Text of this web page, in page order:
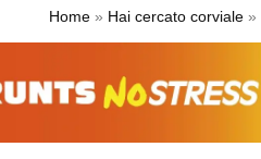
Home » Hai cercato corviale »